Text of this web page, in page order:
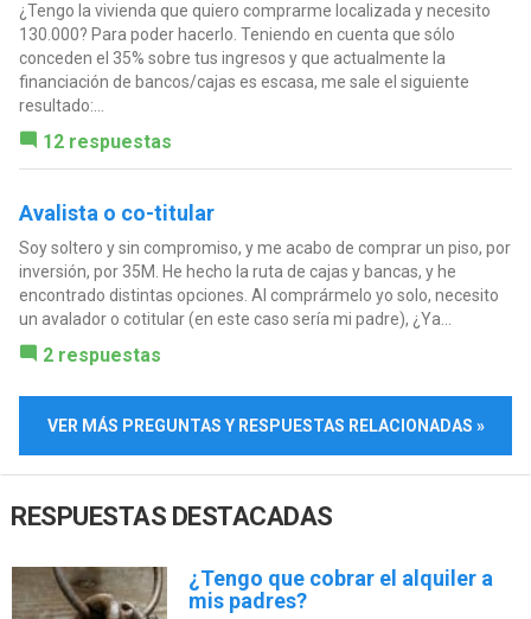
¿Tengo la vivienda que quiero comprarme localizada y necesito
130.000? Para poder hacerlo. Teniendo en cuenta que sólo
conceden el 35% sobre tus ingresos y que actualmente la
financiación de bancos/cajas es escasa, me sale el siguiente
resultado:...
12 respuestas
Avalista o co-titular
Soy soltero y sin compromiso, y me acabo de comprar un piso, por
inversión, por 35M. He hecho la ruta de cajas y bancas, y he
encontrado distintas opciones. Al comprármelo yo solo, necesito
un avalador o cotitular (en este caso sería mi padre), ¿Ya...
2 respuestas
VER MÁS PREGUNTAS Y RESPUESTAS RELACIONADAS »
RESPUESTAS DESTACADAS
¿Tengo que cobrar el alquiler a
mis padres?